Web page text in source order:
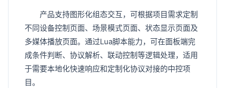
产品支持图形化组态交互，可根据项目需求定制
不同设备控制页面、场景模式页面、状态显示页面及
多媒体播放页面。通过Lua脚本能力，可在面板端完
成条件判断、协议解析、联动控制等逻辑处理，适用
于需要本地化快速响应和定制化协议对接的中控项
目。